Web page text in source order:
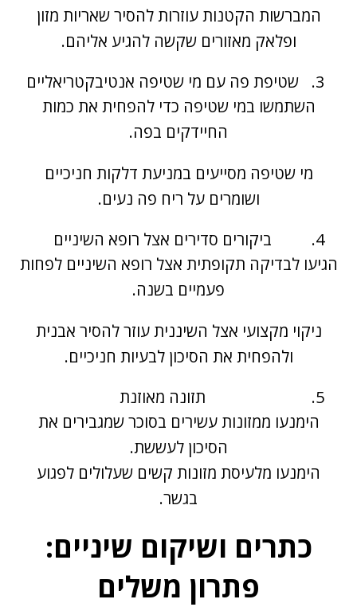
המברשות הקטנות עוזרות להסיר שאריות מזון
ופלאק מאזורים שקשה להגיע אליהם.
שטיפת פה עם מי שטיפה אנטיבקטריאליים
השתמשו במי שטיפה כדי להפחית את כמות
החיידקים בפה.
מי שטיפה מסייעים במניעת דלקות חניכיים
ושומרים על ריח פה נעים.
ביקורים סדירים אצל רופא השיניים
הגיעו לבדיקה תקופתית אצל רופא השיניים לפחות
פעמיים בשנה.
ניקוי מקצועי אצל השיננית עוזר להסיר אבנית
ולהפחית את הסיכון לבעיות חניכיים.
תזונה מאוזנת
הימנעו ממזונות עשירים בסוכר שמגבירים את
הסיכון לעששת.
הימנעו מלעיסת מזונות קשים שעלולים לפגוע
בגשר.
כתרים ושיקום שיניים:
פתרון משלים